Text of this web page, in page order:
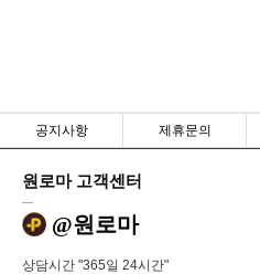
공지사항 제휴문의
원로마 고객센터
@원로마
상담시간 "365일 24시간"